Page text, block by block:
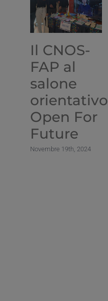
Il CNOS-
FAP al
salone
orientativo
Open For
Future
Novembre 19th, 2024